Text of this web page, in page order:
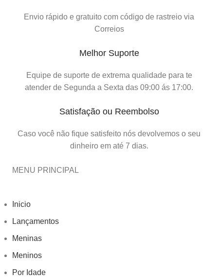
Envio rápido e gratuito com código de rastreio via
Correios
Melhor Suporte
Equipe de suporte de extrema qualidade para te
atender de Segunda a Sexta das 09:00 ás 17:00.
Satisfação ou Reembolso
Caso você não fique satisfeito nós devolvemos o seu
dinheiro em até 7 dias.
MENU PRINCIPAL
Inicio
Lançamentos
Meninas
Meninos
Por Idade